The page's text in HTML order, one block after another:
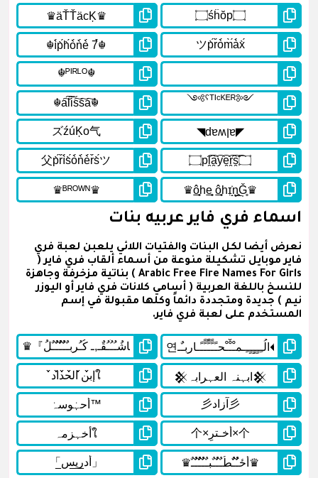
اسماء فري فاير عربيه بنات
نعرض أيضا لكل البنات والفتيات اللائي يلعبن لعبة فري
فاير موبايل تشكيلة منوعة من أسماء ألقاب فري فاير (
Arabic Free Fire Names For Girls ) بناتية مزخرفة وجاهزة
للنسخ باللغة العربية ( أسامي كلانات فري فاير أو اليوزر
نيم ) جديدة ومتجددة دائماً وكلها مقبولة في إسم
المستخدم على لعبة فري فاير.